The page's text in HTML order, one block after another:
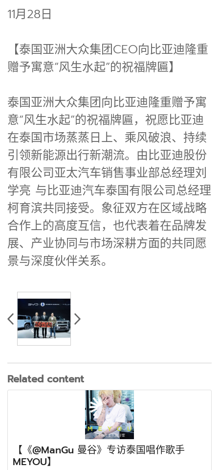
11月28日
【泰国亚洲大众集团CEO向比亚迪隆重
赠予寓意“风生水起”的祝福牌匾】
泰国亚洲大众集团向比亚迪隆重赠予寓
意“风生水起”的祝福牌匾，祝愿比亚迪
在泰国市场蒸蒸日上、乘风破浪、持续
引领新能源出行新潮流。由比亚迪股份
有限公司亚太汽车销售事业部总经理刘
学亮 与比亚迪汽车泰国有限公司总经理
柯育滨共同接受。象征双方在区域战略
合作上的高度互信，也代表着在品牌发
展、产业协同与市场深耕方面的共同愿
景与深度伙伴关系。
Related content
【《@ManGu 曼谷》专访泰国唱作歌手
MEYOU】